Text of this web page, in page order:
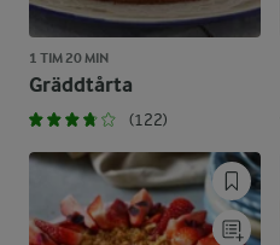
1 TIM 20 MIN
Gräddtårta
(122)